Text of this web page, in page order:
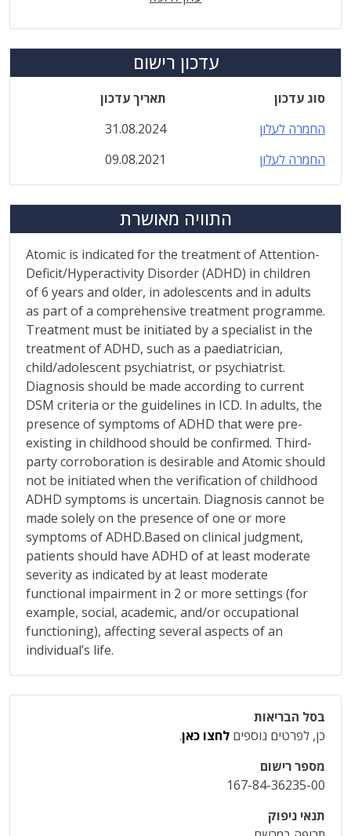
עדכון רישום
סוג עדכון
תאריך עדכון
החמרה לעלון
31.08.2024
החמרה לעלון
09.08.2021
התוויה מאושרת
Atomic is indicated for the treatment of Attention-
Deficit/Hyperactivity Disorder (ADHD) in children
of 6 years and older, in adolescents and in adults
as part of a comprehensive treatment programme.
Treatment must be initiated by a specialist in the
treatment of ADHD, such as a paediatrician,
child/adolescent psychiatrist, or psychiatrist.
Diagnosis should be made according to current
DSM criteria or the guidelines in ICD. In adults, the
presence of symptoms of ADHD that were pre-
existing in childhood should be confirmed. Third-
party corroboration is desirable and Atomic should
not be initiated when the verification of childhood
ADHD symptoms is uncertain. Diagnosis cannot be
made solely on the presence of one or more
symptoms of ADHD.Based on clinical judgment,
patients should have ADHD of at least moderate
severity as indicated by at least moderate
functional impairment in 2 or more settings (for
example, social, academic, and/or occupational
functioning), affecting several aspects of an
individual’s life.
בסל הבריאות
כן, לפרטים נוספים לחצו כאן.
מספר רישום
167-84-36235-00
תנאי ניפוק